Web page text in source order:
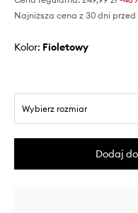
Najniższa cena z 30 dni
Kolor: fioletowy
Wybierz rozmiar
Dodaj